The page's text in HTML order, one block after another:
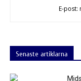
E-post:
Senaste artiklarna